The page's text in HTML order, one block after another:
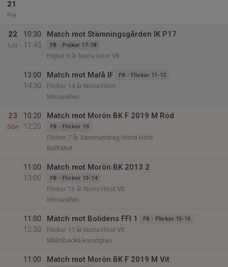
21
Fre
22
Lör
10:30
11:45
Match mot Stämningsgården IK P17
FB - Pojkar 17-18
Pojkar 9 år Norra Höst Vit
13:00
14:30
Match mot Malå IF FB - Flickor 11-12
Flickor 14 år Norra Höst
Moravallen
23
Sön
10:20
12:20
Match mot Morön BK F 2019 M Röd
FB - Flickor 19
Flickor 7 år Sammandrag Norra Höst
Bolltältet
11:00
13:00
Match mot Morön BK 2013 2
FB - Flickor 13-14
Flickor 13 år Norra Höst Vit
Moravallen
11:00
12:30
Match mot Bolidens FFI 1 FB - Flickor 15-16
Flickor 11 år Norra Höst Vit
Malmbacka konstgräs
11:00
Match mot Morön BK F 2019 M Vit